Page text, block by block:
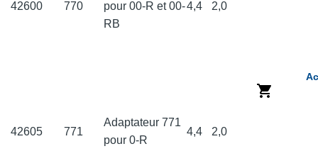
42600 770
pour 00-R et 00-
RB
4,4 2,0
42605 771
Adaptateur 771
pour 0-R
4,4 2,0